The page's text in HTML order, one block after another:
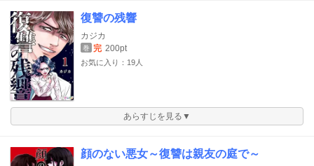
復讐の残響
カジカ
巻 完 200pt
お気に入り：19人
あらすじを見る▼
顔のない悪女～復讐は親友の庭で～